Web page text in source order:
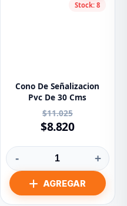
Stock: 8
Cono De Señalizacion
Pvc De 30 Cms
$11.025
$8.820
- +